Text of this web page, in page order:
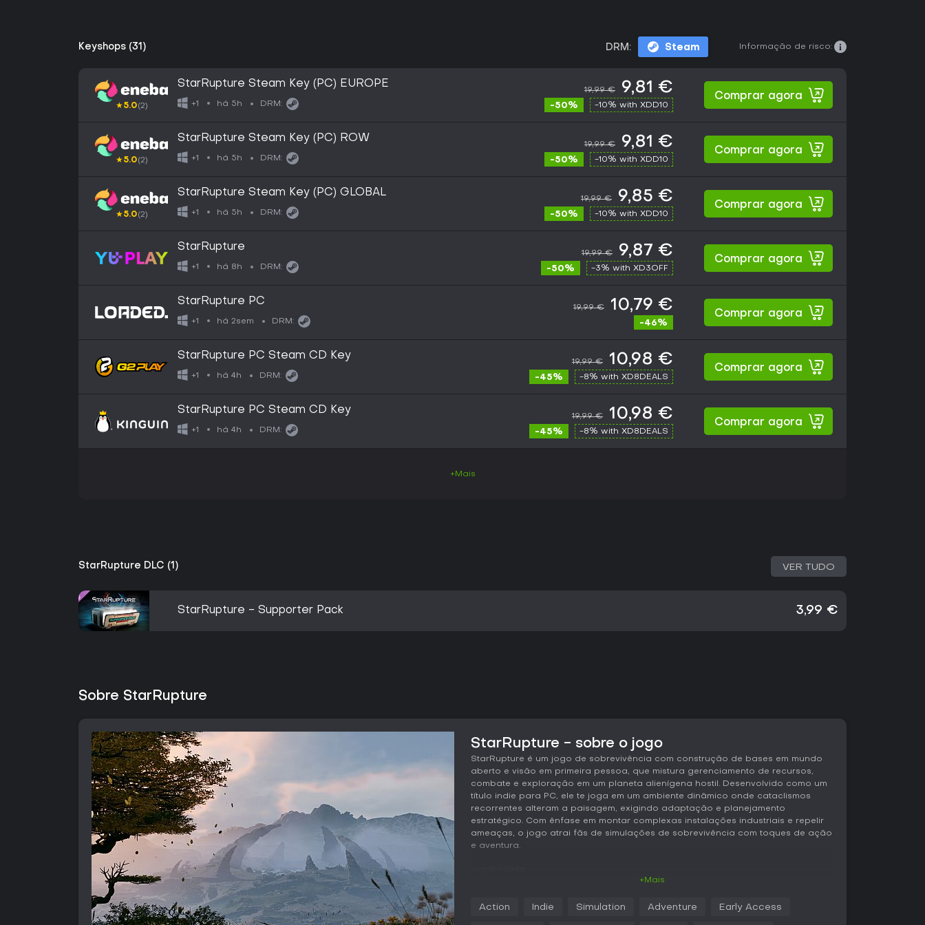
Keyshops (31) DRM: Steam Informação de risco:
★5.0(2)
StarRupture Steam Key (PC) EUROPE
+1 há 5h DRM:
19,99 € 9,81 €
-50% -10% with XDD10
Comprar agora
★5.0(2)
StarRupture Steam Key (PC) ROW
+1 há 5h DRM:
19,99 € 9,81 €
-50% -10% with XDD10
Comprar agora
★5.0(2)
StarRupture Steam Key (PC) GLOBAL
+1 há 5h DRM:
19,99 € 9,85 €
-50% -10% with XDD10
Comprar agora
StarRupture
+1 há 8h DRM:
19,99 € 9,87 €
-50% -3% with XD3OFF
Comprar agora
StarRupture PC
+1 há 2sem DRM:
19,99 € 10,79 €
-46%
Comprar agora
StarRupture PC Steam CD Key
+1 há 4h DRM:
19,99 € 10,98 €
-45% -8% with XD8DEALS
Comprar agora
StarRupture PC Steam CD Key
+1 há 4h DRM:
19,99 € 10,98 €
-45% -8% with XD8DEALS
Comprar agora
+Mais
StarRupture DLC (1) VER TUDO
StarRupture - Supporter Pack 3,99 €
Sobre StarRupture
StarRupture - sobre o jogo
StarRupture é um jogo de sobrevivência com construção de bases em mundo
aberto e visão em primeira pessoa, que mistura gerenciamento de recursos,
combate e exploração em um planeta alienígena hostil. Desenvolvido como um
título indie para PC, ele te joga em um ambiente dinâmico onde cataclismos
recorrentes alteram a paisagem, exigindo adaptação e planejamento
estratégico. Com ênfase em montar complexas instalações industriais e repelir
ameaças, o jogo atrai fãs de simulações de sobrevivência com toques de ação
e aventura.
mapeando um vasto mundo com geração procedural, repleto de recursos e
+Mais
Action Indie Simulation Adventure Early Access